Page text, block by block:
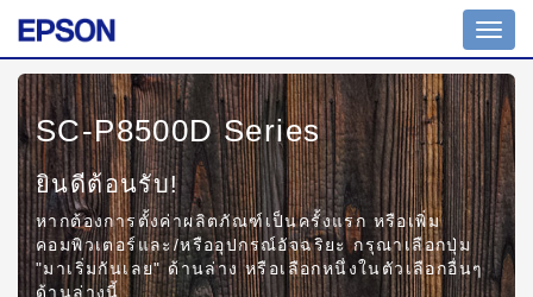
SC-P8500D Series
ยินดีต้อนรับ!
หากต้องการตั้งค่าผลิตภัณฑ์เป็นครั้งแรก หรือเพิ่ม
คอมพิวเตอร์และ/หรืออุปกรณ์อัจฉริยะ กรุณาเลือกปุ่ม
"มาเริ่มกันเลย" ด้านล่าง หรือเลือกหนึ่งในตัวเลือกอื่นๆ
ด้านล่างนี้